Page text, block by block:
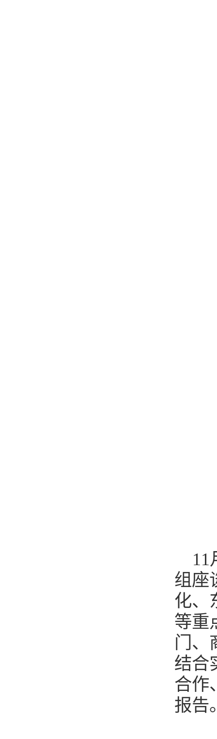
11
组座
化、
等重
门、
结合
合作
报告